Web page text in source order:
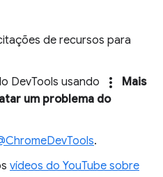
de recursos para
DevTools usando
more_vert
Mais
um problema do
.
vídeos do YouTube sobre